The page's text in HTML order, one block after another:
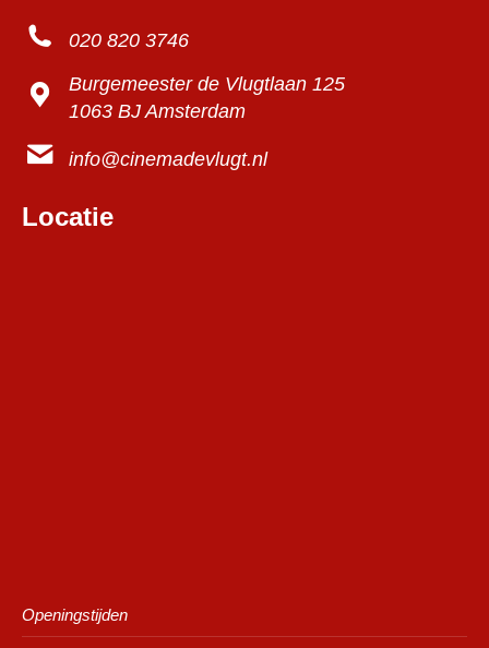
020 820 3746
Burgemeester de Vlugtlaan 125
1063 BJ Amsterdam
info@cinemadevlugt.nl
Locatie
Openingstijden